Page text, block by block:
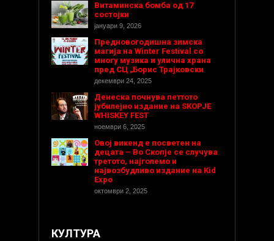
Витаминска бомба од 17
состојки
јануари 9, 2026
Предновогодишнa зимска
магија на Winter Festival со
многу музика и улична храна
пред СЦ „Борис Трајковски
декември 24, 2025
Денеска почнува петтото
јубилејно издание на SKOPJE
WHISKEY FEST
ноември 6, 2025
Овој викенд е посветен на
децата – Во Скопје се случува
третото, најголемо и
највозбудливо издание на Kid
Expo
октомври 2, 2025
КУЛТУРА